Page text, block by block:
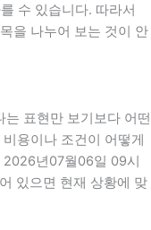
수 있습니다. 따라서
을 나누어 보는 것이 안
표현만 보기보다 어떤
용이나 조건이 어떻게
2026년07월06일 09시
있으면 현재 상황에 맞